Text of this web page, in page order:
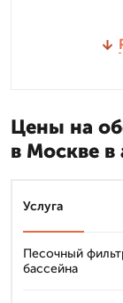
Цены на
в Москве в
Услуга
Песочный
бассейна